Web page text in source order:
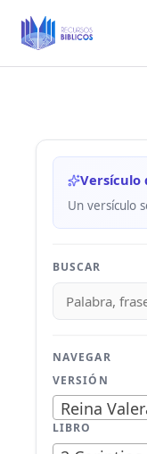
Versículo
Un versículo
BUSCAR
NAVEGAR
VERSIÓN
Reina
LIBRO